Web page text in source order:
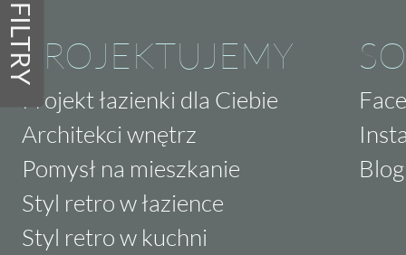
FILTRYPROJEKTUJEMY
Projekt łazienki dla Ciebie
Architekci wnętrz
Pomysł na mieszkanie
Styl retro w łazience
Styl retro w kuchni
Blog